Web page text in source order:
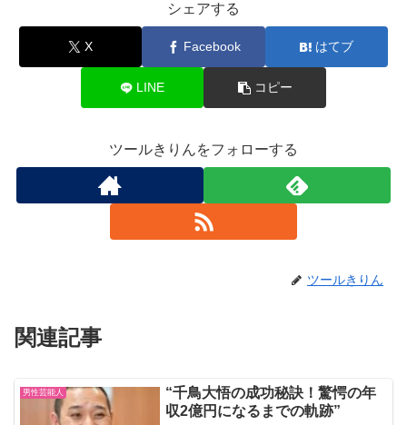
シェアする
X Facebook はてブ
LINE コピー
ツールきりんをフォローする
ツールきりん
関連記事
男性芸能人
“千鳥大悟の成功秘訣！驚愕の年
収2億円になるまでの軌跡”